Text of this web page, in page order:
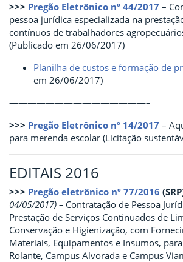
>>> Pregão Eletrônico nº 44/2017 –
pessoa jurídica especializada na
contínuos de trabalhadores
(Publicado em 26/06/2017)
Planilha de custos e formação de
em 26/06/2017)
———————————————–
>>> Pregão Eletrônico nº 14/2017 –
para merenda escolar (Licitação
EDITAIS 2016
>>> Pregão eletrônico nº 77/2016
04/05/2017) – Contratação de Pessoa
Prestação de Serviços Continuados de
Conservação e Higienização, com
Materiais, Equipamentos e Insumos, para
Rolante, Campus Alvorada e Campus